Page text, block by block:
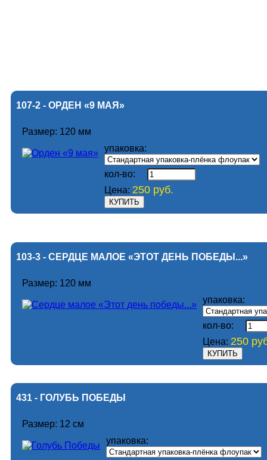
107-2 - ОРДЕН «9 МАЯ»
Размер: 120 мм
упаковка:
кол-во:
Цена: 250 руб.
103-3 - СЕРДЦЕ МАЛОЕ «ЭТОТ ДЕНЬ ПОБЕДЫ...»
Размер: 120 мм
упаковка:
кол-во:
Цена: 250
431 - ГОЛУБЬ ПОБЕДЫ
Размер: 12 см
упаковка: